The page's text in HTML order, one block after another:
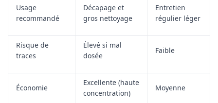
Usage
recommandé
Décapage et
gros nettoyage
Entretien
régulier léger
Risque de
traces
Élevé si mal
dosée
Faible
Économie
Excellente (haute
concentration)
Moyenne